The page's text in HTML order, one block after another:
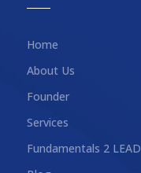
Home
About Us
Founder
Services
Fundamentals 2 LEAD